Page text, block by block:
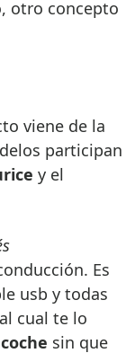
otro concepto
viene de la
participan
y el
Es
usb y todas
cual te lo
sin que